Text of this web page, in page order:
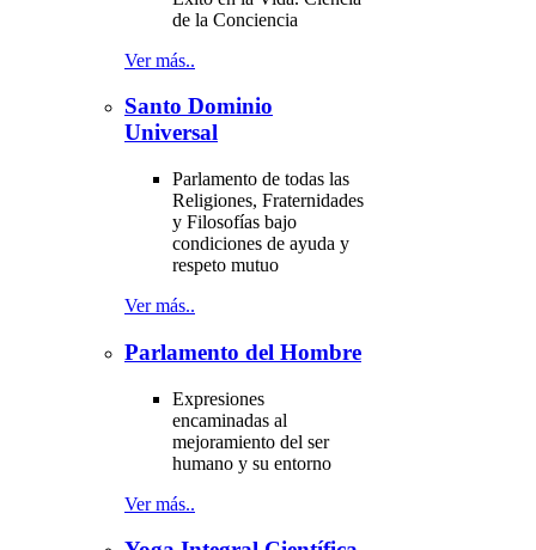
de la Conciencia
Ver más..
Santo Dominio
Universal
Parlamento de todas las
Religiones, Fraternidades
y Filosofías bajo
condiciones de ayuda y
respeto mutuo
Ver más..
Parlamento del Hombre
Expresiones
encaminadas al
mejoramiento del ser
humano y su entorno
Ver más..